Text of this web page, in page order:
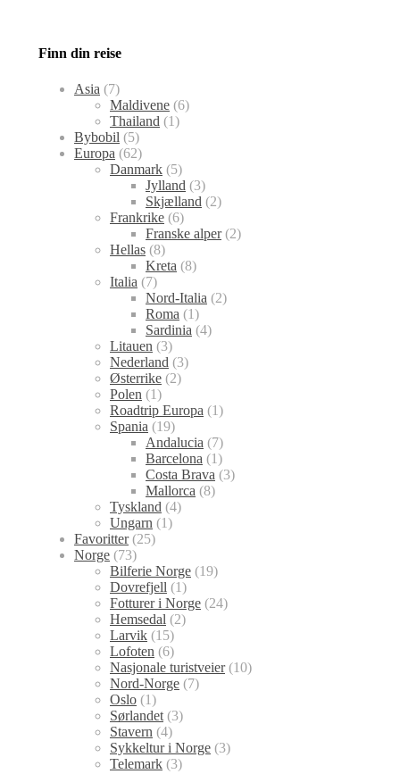
Finn din reise
Asia (7)
Maldivene (6)
Thailand (1)
Bybobil (5)
Europa (62)
Danmark (5)
Jylland (3)
Skjælland (2)
Frankrike (6)
Franske alper(2)
Hellas (8)
Kreta (8)
Italia (7)
Nord-Italia (2)
Roma (1)
Sardinia (4)
Litauen (3)
Nederland (3)
Østerrike (2)
Polen (1)
Roadtrip Europa (1)
Spania (19)
Andalucia (7)
Barcelona (1)
Costa Brava (3)
Mallorca (8)
Tyskland (4)
Ungarn (1)
Favoritter(25)
Norge (73)
Bilferie Norge (19)
Dovrefjell (1)
Fotturer i Norge (24)
Hemsedal (2)
Larvik (15)
Lofoten (6)
Nasjonale turistveier(10)
Nord-Norge (7)
Oslo (1)
Sørlandet (3)
Stavern (4)
Sykkeltur i Norge (3)
Telemark (3)